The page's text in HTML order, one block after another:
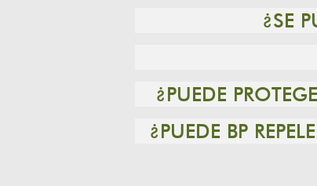
¿SE
¿PUEDE
¿PUEDE BP